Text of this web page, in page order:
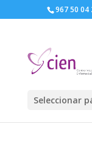
967 50 04
Seleccionar